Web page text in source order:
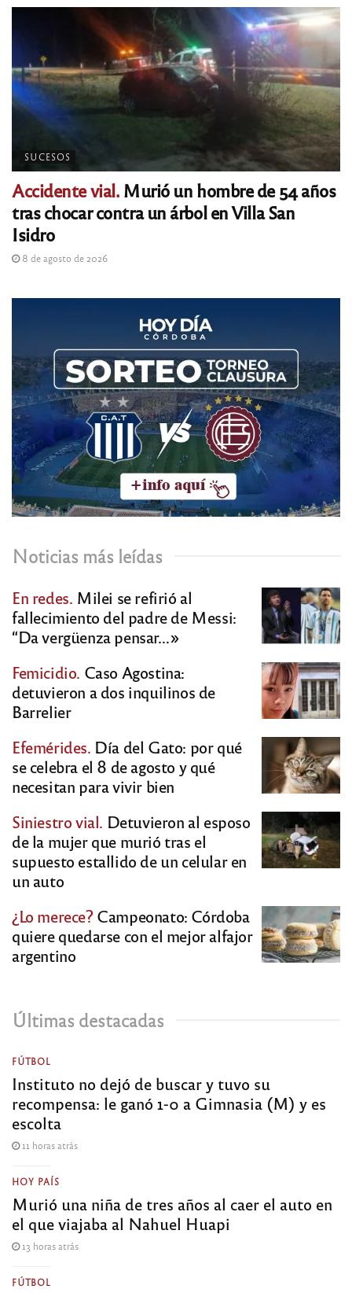
SUCESOS
Accidente vial.Murió un hombre de 54 años
tras chocar contra un árbol en Villa San
Isidro
8 de agosto de 2026
Noticias más leídas
En redes. Milei se refirió al
fallecimiento del padre de Messi:
“Da vergüenza pensar…»
Femicidio. Caso Agostina:
detuvieron a dos inquilinos de
Barrelier
Efemérides. Día del Gato: por qué
se celebra el 8 de agosto y qué
necesitan para vivir bien
Siniestro vial. Detuvieron al esposo
de la mujer que murió tras el
supuesto estallido de un celular en
un auto
¿Lo merece?Campeonato: Córdoba
quiere quedarse con el mejor alfajor
argentino
Últimas destacadas
FÚTBOL
Instituto no dejó de buscar y tuvo su
recompensa: le ganó 1-0 a Gimnasia (M) y es
escolta
11 horas atrás
HOY PAÍS
Murió una niña de tres años al caer el auto en
el que viajaba al Nahuel Huapi
13 horas atrás
FÚTBOL